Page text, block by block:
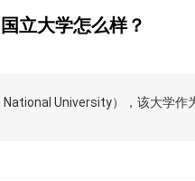
立大学怎么样？
University），该大学作